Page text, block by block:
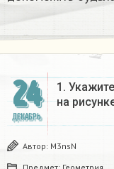
24
ДЕКАБРЬ
1.
на
Автор: M3nsN